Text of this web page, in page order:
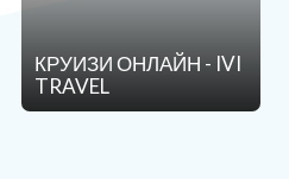
LAST MINUTE
КРУИЗИ ОНЛАЙН - IVI
TRAVEL